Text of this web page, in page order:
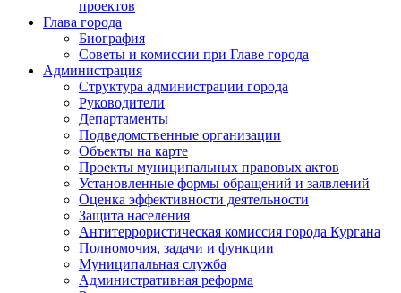
проектов
Глава города
Биография
Советы и комиссии при Главе города
Администрация
Структура администрации города
Руководители
Департаменты
Подведомственные организации
Объекты на карте
Проекты муниципальных правовых актов
Установленные формы обращений и заявлений
Оценка эффективности деятельности
Защита населения
Антитеррористическая комиссия города Кургана
Полномочия, задачи и функции
Муниципальная служба
Административная реформа